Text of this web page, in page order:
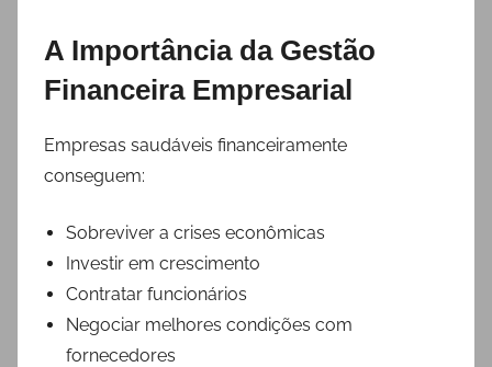
A Importância da Gestão
Financeira Empresarial
Empresas saudáveis financeiramente
conseguem:
Sobreviver a crises econômicas
Investir em crescimento
Contratar funcionários
Negociar melhores condições com
fornecedores